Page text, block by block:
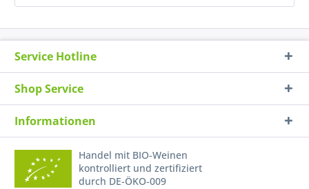
Service Hotline
Shop Service
Informationen
Handel mit BIO-Weinen
kontrolliert und zertifiziert
durch DE-ÖKO-009